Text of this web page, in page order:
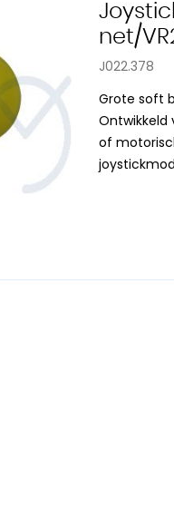
net/
J022.378
Grote soft
Ontwikkeld
of